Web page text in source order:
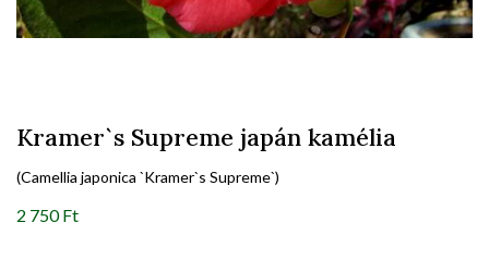
Kramer`s Supreme japán kamélia
(Camellia japonica `Kramer`s Supreme`)
2 750 Ft